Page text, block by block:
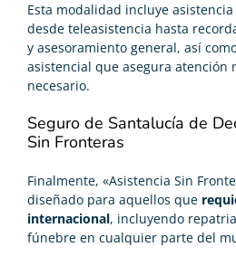
Esta modalidad incluye
desde teleasistencia hasta
y asesoramiento general, así
asistencial que asegura atención
necesario.
Seguro de Santalucía de
Sin Fronteras
Finalmente, «Asistencia Sin
diseñado para aquellos que
internacional, incluyendo
fúnebre en cualquier parte del